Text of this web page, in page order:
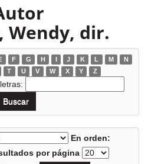
Wendy, dir.
F G H I J K L M
N
T U V W X Y Z
En orden:
por página